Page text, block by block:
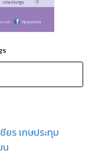
ยร เกษประทุม
น